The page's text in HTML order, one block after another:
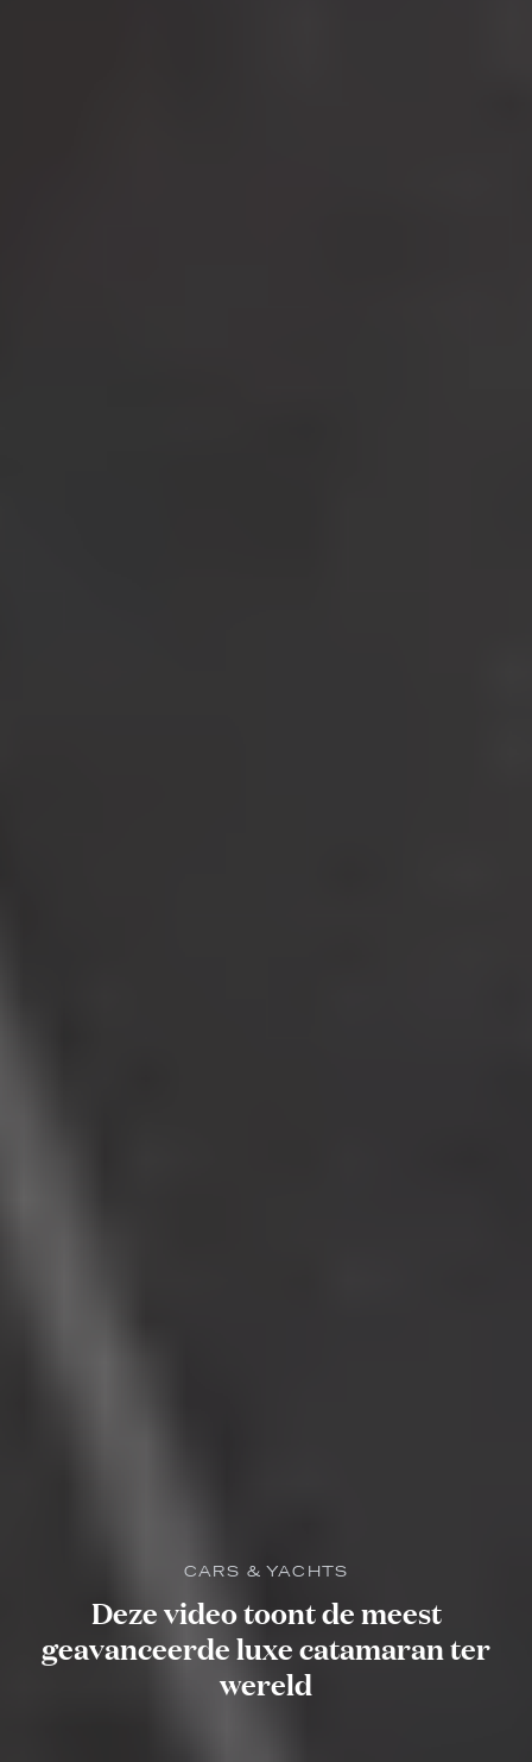
CARS & YACHTS
Deze video toont de meest
geavanceerde luxe catamaran ter
wereld